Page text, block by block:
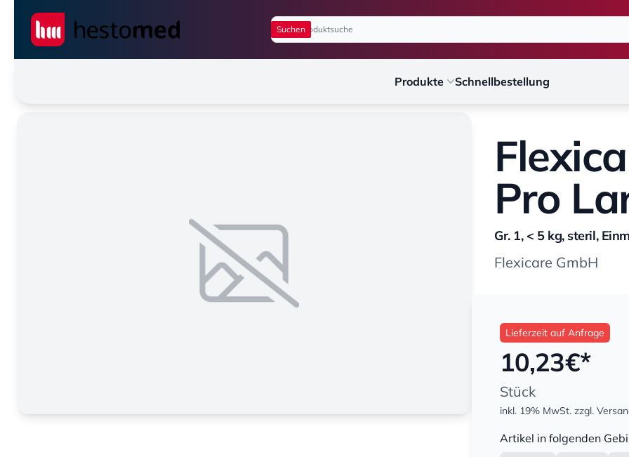
Seiwert GmbH
Produkte Schnellbestellung
Pro
Gr. 1, < 5 kg, steril,
Flexicare GmbH
Lieferzeit auf Anfrage
10,23€*
Stück
inkl. 19% MwSt. zzgl.
Artikel in folgenden